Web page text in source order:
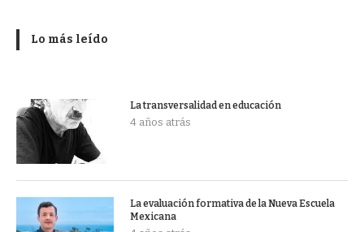
Lo más leído
La transversalidad en educación
4 años atrás
La evaluación formativa de la Nueva Escuela
Mexicana